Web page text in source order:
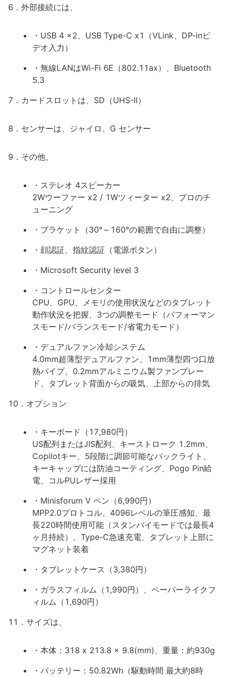
6．外部接続には、
・USB 4 x2、USB Type-C x1（VLink、DP-inビ
デオ入力）
・無線LANはWi-Fi 6E（802.11ax）、Bluetooth
5.3
7．カードスロットは、SD（UHS-II）
8．センサーは、ジャイロ、G センサー
9．その他、
・ステレオ 4スピーカー
2Wウーファー x2 / 1Wツィーター x2、プロのチ
ューニング
・ブラケット（30°～160°の範囲で自由に調整）
・顔認証、指紋認証（電源ボタン）
・Microsoft Security level 3
・コントロールセンター
CPU、GPU、メモリの使用状況などのタブレット
動作状況を把握、3つの調整モード（パフォーマン
スモード/バランスモード/省電力モード）
・デュアルファン冷却システム
4.0mm超薄型デュアルファン、1mm薄型四つ口放
熱パイプ、0.2mmアルミニウム製ファンブレー
ド、タブレット背面からの吸気、上部からの排気
10．オプション
・キーボード（17,980円）
US配列またはJIS配列、キーストローク 1.2mm、
Copilotキー、5段階に調節可能なバックライト、
キーキャップには防油コーティング、Pogo Pin給
電、コルPUレザー採用
・Minisforum V ペン（6,990円）
MPP2.0プロトコル、4096レベルの筆圧感知、最
長220時間使用可能（スタンバイモードでは最長4
ヶ月持続）、Type-C急速充電、タブレット上部に
マグネット装着
・タブレットケース（3,380円）
・ガラスフィルム（1,990円）、ペーパーライクフ
ィルム（1,690円）
11．サイズは、
・本体：318 x 213.8 x 9.8(mm)、重量：約930g
・バッテリー：50.82Wh（駆動時間 最大約8時